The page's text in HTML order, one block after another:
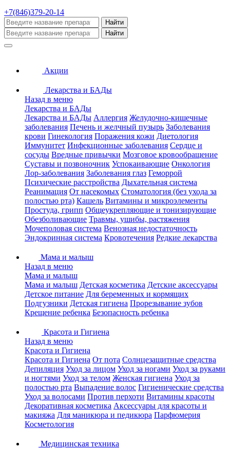
+7(846)379-20-14
Найти
Найти
Акции
Лекарства и БАДы
Назад в меню
Лекарства и БАДы
Лекарства и БАДы Аллергия Желудочно-кишечные
заболевания Печень и желчный пузырь Заболевания
крови Гинекология Поражения кожи Диетология
Иммунитет Инфекционные заболевания Сердце и
сосуды Вредные привычки Мозговое кровообращение
Суставы и позвоночник Успокаивающие Онкология
Лор-заболевания Заболевания глаз Геморрой
Психические расстройства Дыхательная система
Реанимация От насекомых Стоматология (без ухода за
полостью рта) Кашель Витамины и микроэлементы
Простуда, грипп Общеукрепляющие и тонизирующие
Обезболивающие Травмы, ушибы, растяжения
Мочеполовая система Венозная недостаточность
Эндокринная система Кровотечения Редкие лекарства
Мама и малыш
Назад в меню
Мама и малыш
Мама и малыш Детская косметика Детские аксессуары
Детское питание Для беременных и кормящих
Подгузники Детская гигиена Прорезывание зубов
Крещение ребенка Безопасность ребенка
Красота и Гигиена
Назад в меню
Красота и Гигиена
Красота и Гигиена От пота Солнцезащитные средства
Депиляция Уход за лицом Уход за ногами Уход за руками
и ногтями Уход за телом Женская гигиена Уход за
полостью рта Выпадение волос Гигиенические средства
Уход за волосами Против перхоти Витамины красоты
Декоративная косметика Аксессуары для красоты и
макияжа Для маникюра и педикюра Парфюмерия
Косметология
Медицинская техника